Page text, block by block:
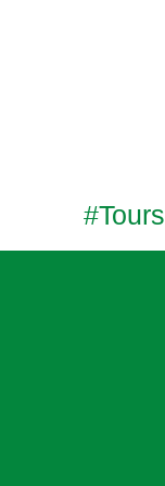
#Tours